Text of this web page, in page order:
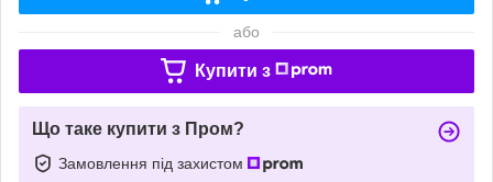
або
Купити з
Що таке купити з Пром?
Замовлення під захистом